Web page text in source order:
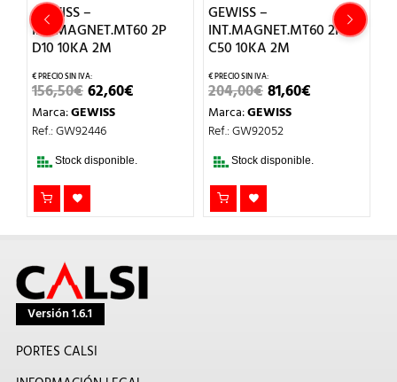
GEWISS –
INT.MAGNET.MT60 2P
D10 10KA 2M
156,50€EL
PRECIO
ORIGINAL
ERA:
62,60€
Marca:GEWISS
Ref.: GW92446
Stock disponible.
GEWISS –
INT.MAGNET.MT60 2P
C50 10KA 2M
204,00€EL
PRECIO
ORIGINAL
ERA:
81,60€
Marca:GEWISS
Ref.: GW92052
Stock disponible.
Versión 1.6.1
PORTES CALSI